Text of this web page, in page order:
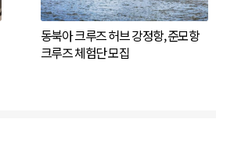
동북아 크루즈 허브 강정항, 준모항
크루즈 체험단 모집